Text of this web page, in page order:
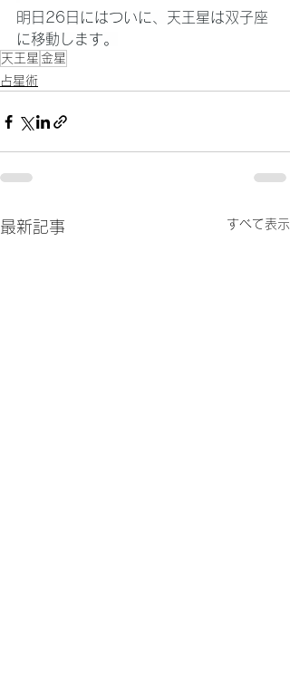
明日26日にはついに、天王星は双子座
に移動します。
天王星 金星
占星術
最新記事 すべて表示